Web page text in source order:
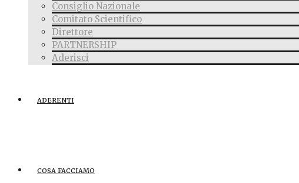
Consiglio Nazionale
Comitato Scientifico
Direttore
PARTNERSHIP
Aderisci
ADERENTI
COSA FACCIAMO